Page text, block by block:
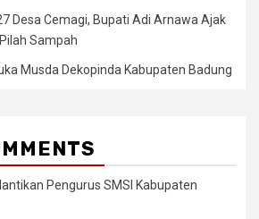
Desa Cemagi, Bupati Adi Arnawa Ajak
Sampah
Musda Dekopinda Kabupaten Badung
Pengurus SMSI Kabupaten